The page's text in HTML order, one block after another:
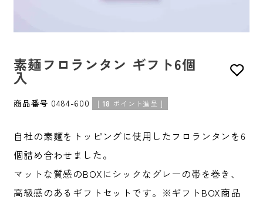
素麺フロランタン ギフト6個
入
商品番号 0484-600 [ 18 ポイント進呈 ]
自社の素麺をトッピングに使用したフロランタンを6
個詰め合わせました。
マットな質感のBOXにシックなグレーの帯を巻き、
高級感のあるギフトセットです。※ギフトBOX商品